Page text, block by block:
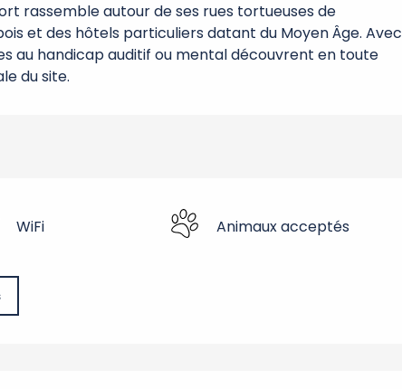
rassemble autour de ses rues tortueuses de
et des hôtels particuliers datant du Moyen Âge. Avec
au handicap auditif ou mental découvrent en toute
du site.
WiFi Animaux acceptés